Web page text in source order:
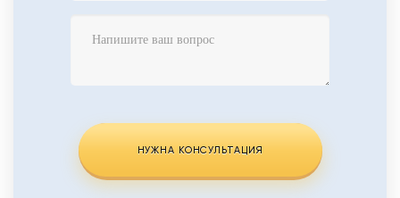
URL
НУЖНА КОНСУЛЬТАЦИЯ